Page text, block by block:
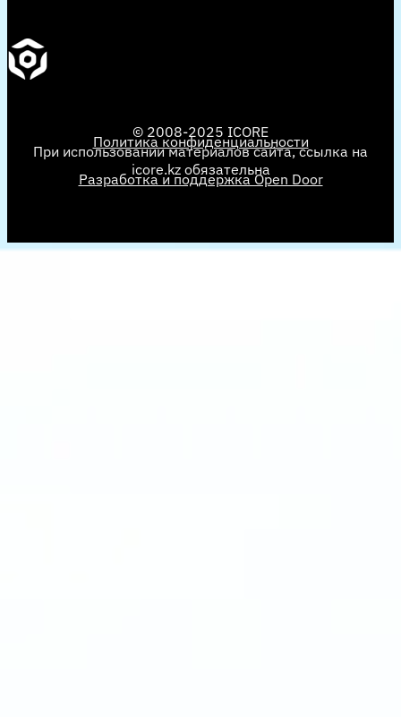
© 2008-2025 ICORE
Политика конфиденциальности
При использовании материалов сайта, ссылка на
icore.kz обязательна
Разработка и поддержка Open Door